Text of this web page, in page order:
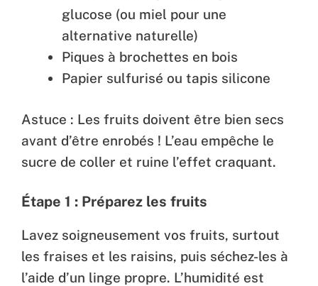
glucose (ou miel pour une
alternative naturelle)
Piques à brochettes en bois
Papier sulfurisé ou tapis silicone
Astuce : Les fruits doivent être bien secs
avant d’être enrobés ! L’eau empêche le
sucre de coller et ruine l’effet craquant.
Étape 1 : Préparez les fruits
Lavez soigneusement vos fruits, surtout
les fraises et les raisins, puis séchez-les à
l’aide d’un linge propre. L’humidité est